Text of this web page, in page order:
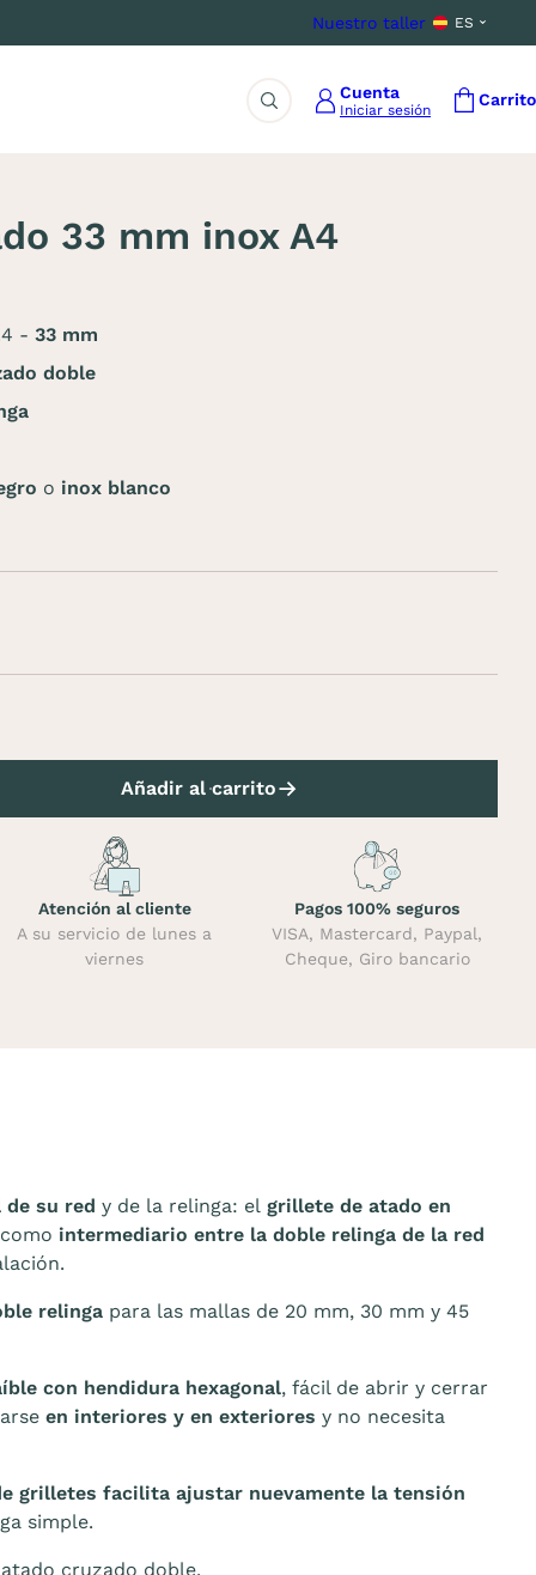
Nuestro taller ES
Buscar
Cuenta
Iniciar sesión
Carrito
33 mm inox A4
- 33 mm
doble
o inox blanco
Añadir al carrito
Atención al cliente
A su servicio de lunes a
viernes
Pagos 100% seguros
VISA, Mastercard, Paypal,
Cheque, Giro bancario
su red y de la relinga: el grillete de atado en
intermediario entre la doble relinga de la red
relinga para las mallas de 20 mm, 30 mm y 45
con hendidura hexagonal, fácil de abrir y cerrar
en interiores y en exteriores y no necesita
grilletes facilita ajustar nuevamente la tensión
simple.
cruzado doble.